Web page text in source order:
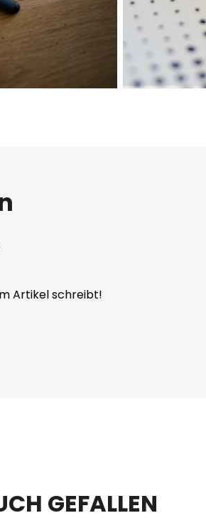
Artikel schreibt!
GEFALLEN